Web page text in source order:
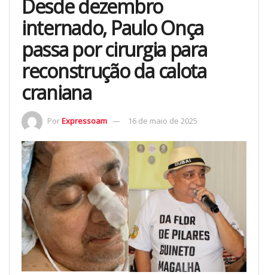
Desde dezembro
internado, Paulo Onça
passa por cirurgia para
reconstrução da calota
craniana
PorExpressoam 16 de maio de 2025